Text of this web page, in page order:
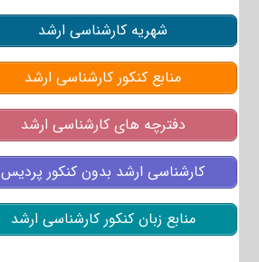
شهریه کارشناسی ارشد
منابع کنکور کارشناسی ارشد
دفترچه های کارشناسی ارشد
کارشناسی ارشد بدون کنکور پردیس
منابع زبان کنکور کارشناسی ارشد